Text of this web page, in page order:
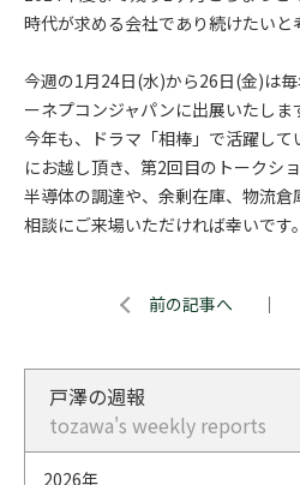
時代が求める会社であり続けたいと
今週の1月24日(水)から26日(金)は
ーネプコンジャパンに出展いたしま
今年も、ドラマ「相棒」で活躍し
にお越し頂き、第2回目のトークシ
半導体の調達や、余剰在庫、物流
相談にご来場いただければ幸いです。
前の記事へ ｜
戸澤の週報
tozawa's weekly reports
2026年